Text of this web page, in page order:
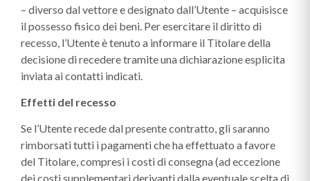
– diverso dal vettore e designato dall’Utente – acquisisce
il possesso fisico dei beni. Per esercitare il diritto di
recesso, l’Utente è tenuto a informare il Titolare della
decisione di recedere tramite una dichiarazione esplicita
inviata ai contatti indicati.
Effetti del recesso
Se l’Utente recede dal presente contratto, gli saranno
rimborsati tutti i pagamenti che ha effettuato a favore
del Titolare, compresi i costi di consegna (ad eccezione
dei costi supplementari derivanti dalla eventuale scelta di